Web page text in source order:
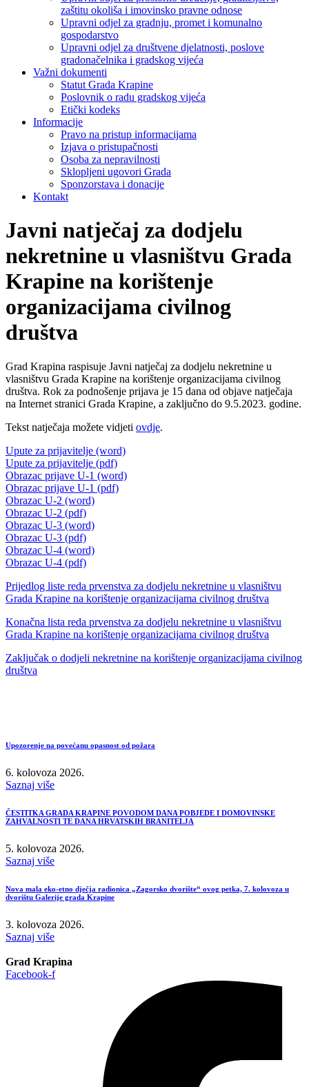
zaštitu okoliša i imovinsko pravne odnose
Upravni odjel za gradnju, promet i komunalno
gospodarstvo
Upravni odjel za društvene djelatnosti, poslove
gradonačelnika i gradskog vijeća
Važni dokumenti
Statut Grada Krapine
Poslovnik o radu gradskog vijeća
Etički kodeks
Informacije
Pravo na pristup informacijama
Izjava o pristupačnosti
Osoba za nepravilnosti
Sklopljeni ugovori Grada
Sponzorstava i donacije
Kontakt
Javni natječaj za dodjelu
nekretnine u vlasništvu Grada
Krapine na korištenje
organizacijama civilnog
društva
Grad Krapina raspisuje Javni natječaj za dodjelu nekretnine u
vlasništvu Grada Krapine na korištenje organizacijama civilnog
društva. Rok za podnošenje prijava je 15 dana od objave natječaja
na Internet stranici Grada Krapine, a zaključno do 9.5.2023. godine.
Tekst natječaja možete vidjeti ovdje.
Upute za prijavitelje (word)
Upute za prijavitelje (pdf)
Obrazac prijave U-1 (word)
Obrazac prijave U-1 (pdf)
Obrazac U-2 (word)
Obrazac U-2 (pdf)
Obrazac U-3 (word)
Obrazac U-3 (pdf)
Obrazac U-4 (word)
Obrazac U-4 (pdf)
Prijedlog liste reda prvenstva za dodjelu nekretnine u vlasništvu
Grada Krapine na korištenje organizacijama civilnog društva
Konačna lista reda prvenstva za dodjelu nekretnine u vlasništvu
Grada Krapine na korištenje organizacijama civilnog društva
Zaključak o dodjeli nekretnine na korištenje organizacijama civilnog
društva
Upozorenje na povećanu opasnost od požara
6. kolovoza 2026.
Saznaj više
ČESTITKA GRADA KRAPINE POVODOM DANA POBJEDE I DOMOVINSKE
ZAHVALNOSTI TE DANA HRVATSKIH BRANITELJA
5. kolovoza 2026.
Saznaj više
Nova mala eko-etno dječja radionica „Zagorsko dvorište“ ovog petka, 7. kolovoza u
dvorištu Galerije grada Krapine
3. kolovoza 2026.
Saznaj više
Grad Krapina
Facebook-f